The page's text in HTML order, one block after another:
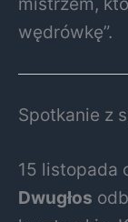
wędrówkę”.
Spotkanie z
15 listopada
Dwugłos